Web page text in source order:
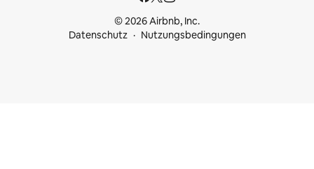
© 2026 Airbnb, Inc.
Datenschutz
Nutzungsbedingungen